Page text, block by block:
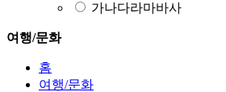
가나다라마바사
여행/문화
홈
여행/문화